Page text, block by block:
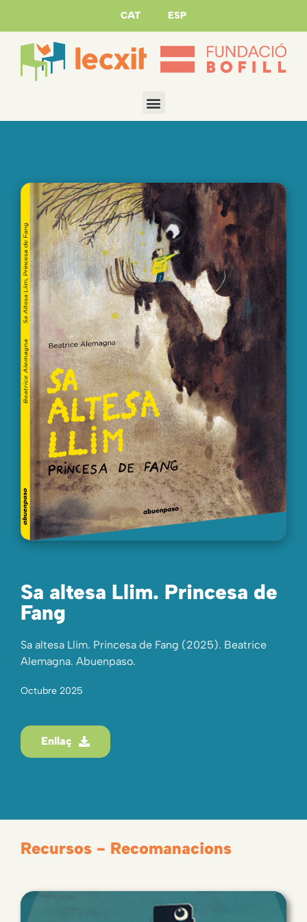
CAT ESP
Sa altesa Llim. Princesa de
Fang
Sa altesa Llim. Princesa de Fang (2025). Beatrice
Alemagna. Abuenpaso.
Octubre 2025
Enllaç
Recursos - Recomanacions